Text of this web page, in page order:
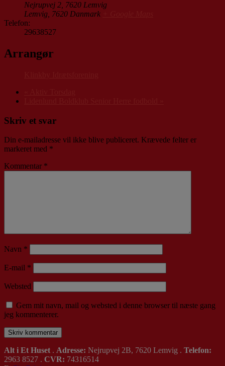
Nejrupvej 2, 7620 Lemvig
Lemvig 7620 Danmark
Telefon:
29638527
Arrangør
Skriv et svar
Din e-mailadresse vil ikke blive publiceret. Krævede felter er
markeret med *
Kommentar *
Navn *
E-mail *
Websted
Gem mit navn, mail og websted i denne browser til næste gang
jeg kommenterer.
Alt i Et Huset . Adresse: Nejrupvej 2B, 7620 Lemvig . Telefon:
2963 8527 . CVR: 74316514